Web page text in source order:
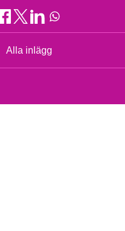
Alla inlägg